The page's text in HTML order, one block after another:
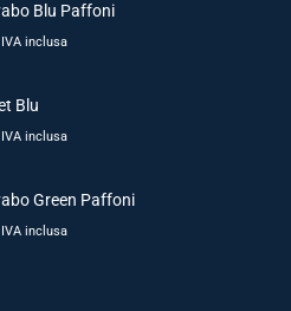
Blu Paffoni
IVA inclusa
Blu
IVA inclusa
Green Paffoni
IVA inclusa